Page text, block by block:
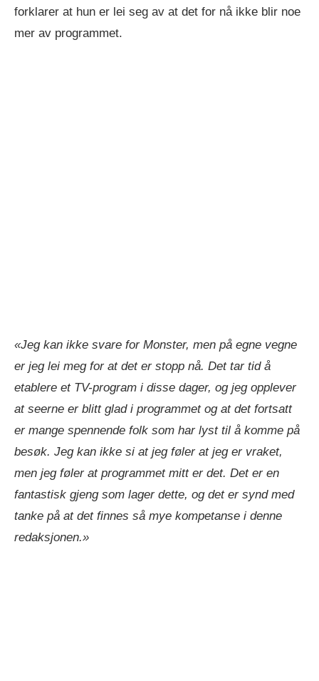
forklarer at hun er lei seg av at det for nå ikke blir noe
mer av programmet.
«Jeg kan ikke svare for Monster, men på egne vegne
er jeg lei meg for at det er stopp nå. Det tar tid å
etablere et TV-program i disse dager, og jeg opplever
at seerne er blitt glad i programmet og at det fortsatt
er mange spennende folk som har lyst til å komme på
besøk. Jeg kan ikke si at jeg føler at jeg er vraket,
men jeg føler at programmet mitt er det. Det er en
fantastisk gjeng som lager dette, og det er synd med
tanke på at det finnes så mye kompetanse i denne
redaksjonen.»